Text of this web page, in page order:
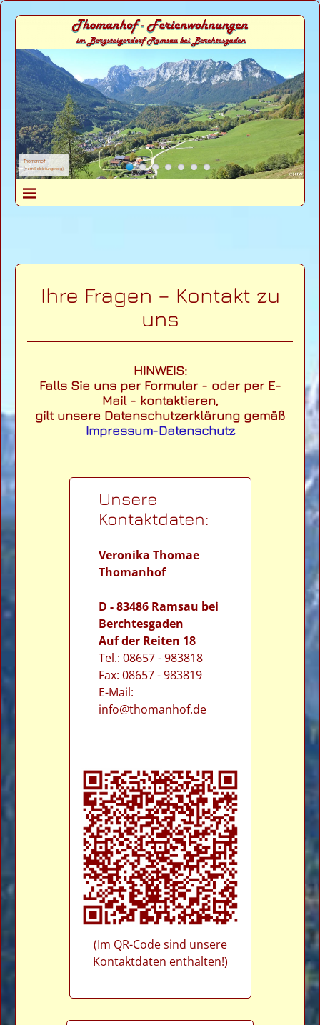
Thomanhof
(vom Soleleitungsweg)
Ihre Fragen – Kontakt zu
uns
HINWEIS:
Falls Sie uns per Formular - oder per E-
Mail - kontaktieren,
gilt unsere Datenschutzerklärung gemäß
Impressum-Datenschutz
Unsere
Kontaktdaten:
Veronika Thomae
Thomanhof
D - 83486 Ramsau bei
Berchtesgaden
Auf der Reiten 18
Tel.: 08657 - 983818
Fax: 08657 - 983819
E-Mail:
info@thomanhof.de
(Im QR-Code sind unsere
Kontaktdaten enthalten!)